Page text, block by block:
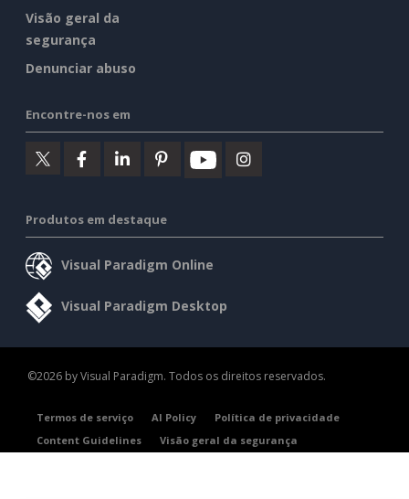
Visão geral da
segurança
Denunciar abuso
Encontre-nos em
Produtos em destaque
Visual Paradigm Online
Visual Paradigm Desktop
©2026 by Visual Paradigm. Todos os direitos reservados.
Termos de serviço AI Policy
Política de privacidade
Content Guidelines
Visão geral da segurança